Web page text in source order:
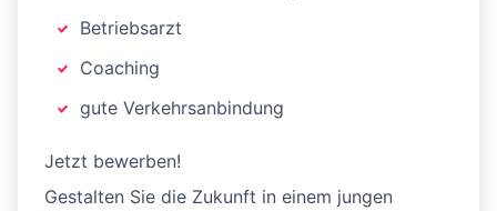
Betriebsarzt
Coaching
gute Verkehrsanbindung
Jetzt bewerben!
Gestalten Sie die Zukunft in einem jungen